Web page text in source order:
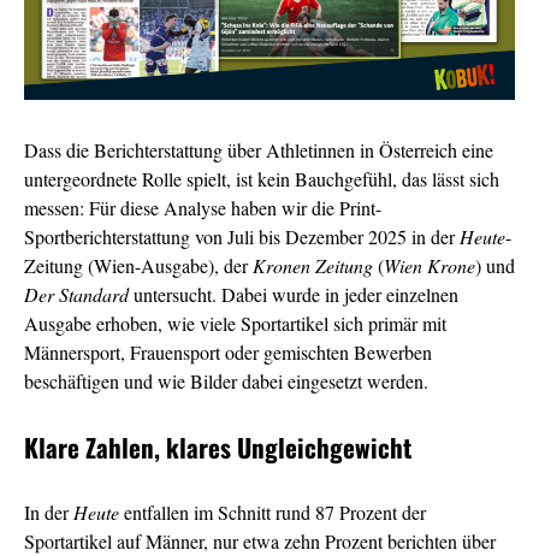
Dass die Berichterstattung über Athletinnen in Österreich eine
untergeordnete Rolle spielt, ist kein Bauchgefühl, das lässt sich
messen: Für diese Analyse haben wir die Print-
Sportberichterstattung von Juli bis Dezember 2025 in derHeute-
Zeitung (Wien-Ausgabe), derKronen Zeitung(Wien Krone) und
Der Standarduntersucht. Dabei wurde in jeder einzelnen
Ausgabe erhoben, wie viele Sportartikel sich primär mit
Männersport, Frauensport oder gemischten Bewerben
beschäftigen undwie Bilder dabei eingesetzt werden.
Klare Zahlen, klares Ungleichgewicht
In derHeuteentfallen im Schnitt rund 87 Prozent der
Sportartikel auf Männer, nur etwa zehn Prozent berichten über